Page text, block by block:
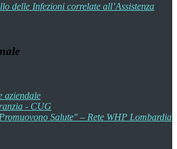
delle Infezioni correlate all’Assistenza
aziendale
- CUG
Salute" – Rete WHP Lombardia